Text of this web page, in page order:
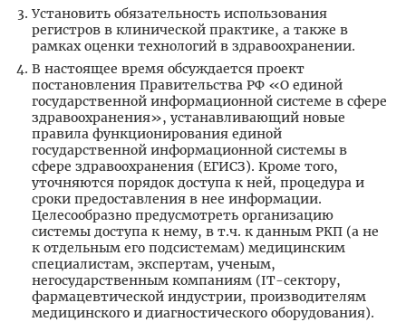
Установить обязательность использования
регистров в клинической практике, а также в
рамках оценки технологий в здравоохранении.
В настоящее время обсуждается проект
постановления Правительства РФ «О единой
государственной информационной системе в сфере
здравоохранения», устанавливающий новые
правила функционирования единой
государственной информационной системы в
сфере здравоохранения (ЕГИСЗ). Кроме того,
уточняются порядок доступа к ней, процедура и
сроки предоставления в нее информации.
Целесообразно предусмотреть организацию
системы доступа к нему, в т.ч. к данным РКП (а не
к отдельным его подсистемам) медицинским
специалистам, экспертам, ученым,
негосударственным компаниям (IT-сектору,
фармацевтической индустрии, производителям
медицинского и диагностического оборудования).